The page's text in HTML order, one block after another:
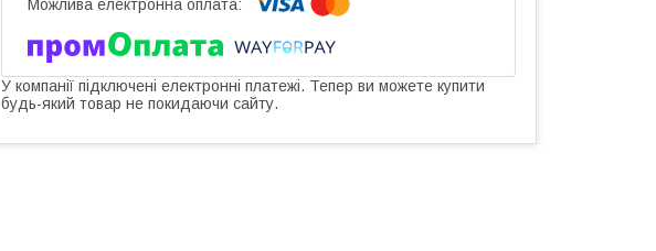
У компанії підключені електронні платежі. Тепер ви можете купити
будь-який товар не покидаючи сайту.